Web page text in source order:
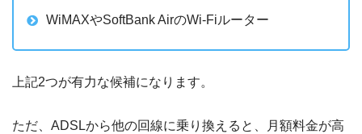
WiMAXやSoftBank AirのWi-Fiルーター
上記2つが有力な候補になります。
ただ、ADSLから他の回線に乗り換えると、月額料金が高